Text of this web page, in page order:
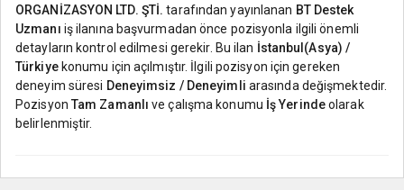
ORGANİZASYON LTD. ŞTİ. tarafından yayınlanan BT Destek
Uzmanı iş ilanına başvurmadan önce pozisyonla ilgili önemli
detayların kontrol edilmesi gerekir. Bu ilan İstanbul(Asya) /
Türkiyekonumu için açılmıştır. İlgili pozisyon için gereken
deneyim süresi Deneyimsiz / Deneyimli arasında değişmektedir.
Pozisyon Tam Zamanlı ve çalışma konumu İş Yerindeolarak
belirlenmiştir.